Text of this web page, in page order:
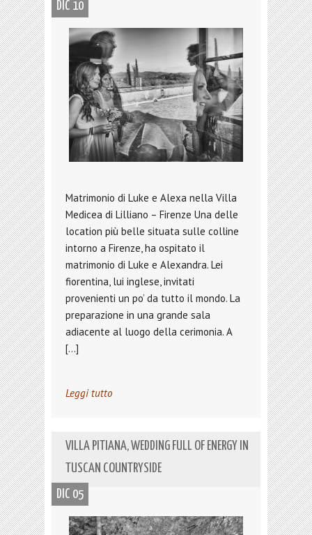
DIC 10
Matrimonio di Luke e Alexa nella Villa
Medicea di Lilliano – Firenze Una delle
location più belle situata sulle colline
intorno a Firenze, ha ospitato il
matrimonio di Luke e Alexandra. Lei
fiorentina, lui inglese, invitati
provenienti un po’ da tutto il mondo. La
preparazione in una grande sala
adiacente al luogo della cerimonia. A
[…]
Leggi tutto
VILLA PITIANA, WEDDING FULL OF ENERGY IN
TUSCAN COUNTRYSIDE
DIC 05